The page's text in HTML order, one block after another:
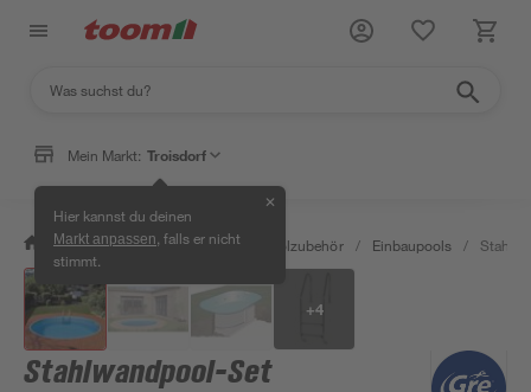
Mein Markt: Troisdorf
Hier kannst du deinen
Markt anpassen , falls er nicht
stimmt.
✕
/ Garten & Freizeit / Pools & Poolzubehör / Einbaupools /
+4
Stahlwandpool-Set